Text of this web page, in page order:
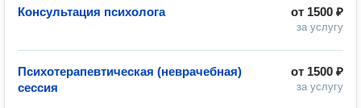
от 1500 ₽
за услугу
Консультация психолога
от 1500 ₽
за услугу
Психотерапевтическая (неврачебная)
сессия